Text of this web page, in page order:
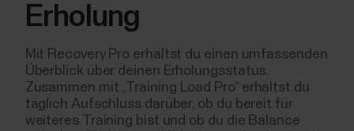
Erholung
Mit Recovery Pro erhältst du einen umfassenden
Überblick über deinen Erholungsstatus.
Zusammen mit „Training Load Pro“ erhältst du
täglich Aufschluss darüber, ob du bereit für
weiteres Training bist und ob du die Balance